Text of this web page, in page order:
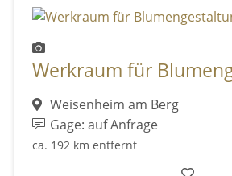
Werkraum für
Weisenheim am Berg
Gage: auf Anfrage
ca. 192 km entfernt